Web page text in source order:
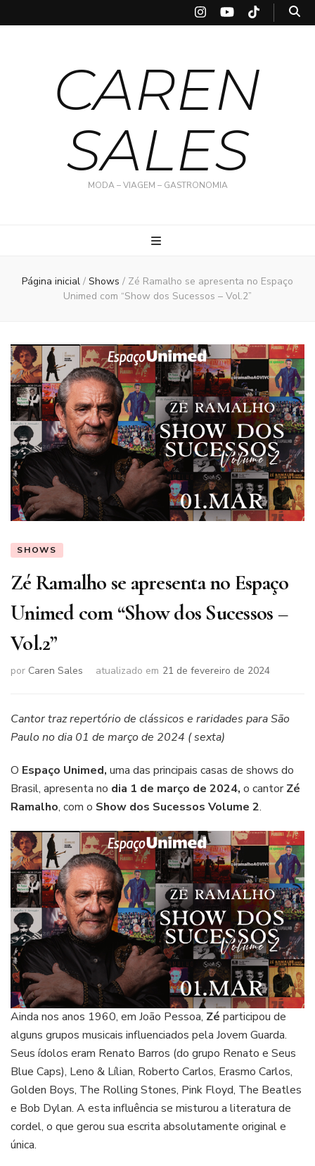
CAREN
SALES
MODA – VIAGEM – GASTRONOMIA
Página inicial / Shows / Zé Ramalho se apresenta no Espaço
Unimed com “Show dos Sucessos – Vol.2”
SHOWS
Zé Ramalho se apresenta no Espaço
Unimed com “Show dos Sucessos –
Vol.2”
por Caren Sales atualizado em 21 de fevereiro de 2024
Cantor traz repertório de clássicos e raridades para São
Paulo no dia 01 de março de 2024 ( sexta)
O Espaço Unimed, uma das principais casas de shows do
Brasil, apresenta no dia 1 de março de 2024, o cantorZé
Ramalho, com o Show dos Sucessos Volume 2.
Ainda nos anos 1960, em João Pessoa, Zé participou de
alguns grupos musicais influenciados pela Jovem Guarda.
Seus ídolos eram Renato Barros (do grupo Renato e Seus
Blue Caps), Leno & Lílian, Roberto Carlos, Erasmo Carlos,
Golden Boys, The Rolling Stones, Pink Floyd, The Beatles
e Bob Dylan. A esta influência se misturou a literatura de
cordel, o que gerou sua escrita absolutamente original e
única.